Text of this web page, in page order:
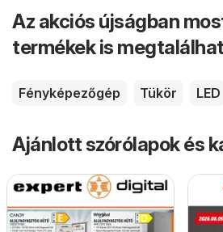
Az akciós újságban
termékek is
Fényképezőgép Tükör LED
Ajánlott szórólapok és